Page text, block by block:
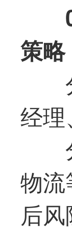
策略
经
物
后